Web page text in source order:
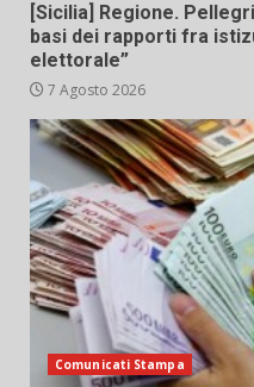
[Sicilia] Regione.
basi dei rapporti fra
elettorale”
7 Agosto 2026
Comunicati Stampa